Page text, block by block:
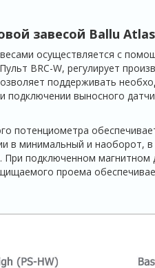
завесой Ballu Atlas
осу­ществляется с
BRC-W, регулирует
поддерживать
под­ключении выносного
потенци­ометра
в минимальный и наоборот,
подключенном магнитном
проема